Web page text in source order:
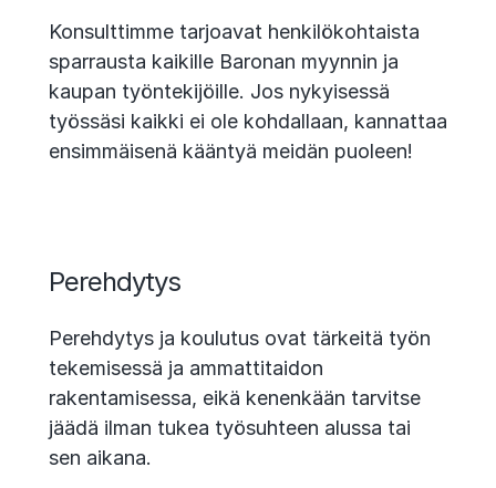
Konsulttimme tarjoavat henkilökohtaista
sparrausta kaikille Baronan myynnin ja
kaupan työntekijöille. Jos nykyisessä
työssäsi kaikki ei ole kohdallaan, kannattaa
ensimmäisenä kääntyä meidän puoleen!
Perehdytys
Perehdytys ja koulutus ovat tärkeitä työn
tekemisessä ja ammattitaidon
rakentamisessa, eikä kenenkään tarvitse
jäädä ilman tukea työsuhteen alussa tai
sen aikana.